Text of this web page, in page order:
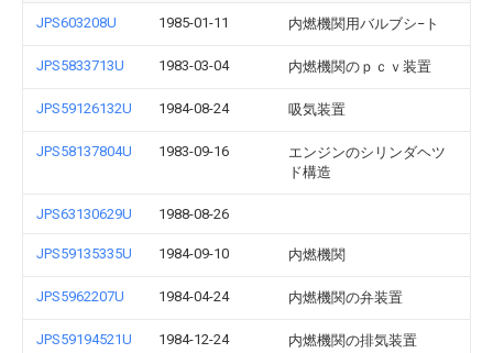
JPS603208U 1985-01-11 内燃機関用バルブシ−ト
JPS5833713U 1983-03-04 内燃機関のｐｃｖ装置
JPS59126132U 1984-08-24 吸気装置
JPS58137804U 1983-09-16
エンジンのシリンダヘツ
ド構造
JPS63130629U 1988-08-26
JPS59135335U 1984-09-10 内燃機関
JPS5962207U 1984-04-24 内燃機関の弁装置
JPS59194521U 1984-12-24 内燃機関の排気装置